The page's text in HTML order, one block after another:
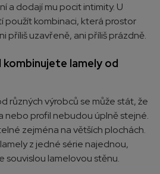
a dodají mu pocit intimity. U
použít kombinaci, která prostor
příliš uzavřeně, ani příliš prázdně.
lamely od
různých výrobců se může stát, že
nebo profil nebudou úplně stejné.
zejména na větších plochách.
z jedné série najednou,
souvislou lamelovou stěnu.